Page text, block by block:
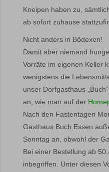
Kneipen haben zu,
ab sofort zuhause
Nicht anders in Bödexen!
Damit aber niemand
Vorräte im eigenen Keller
wenigstens die
unser Dorfgasthaus
an, wie man auf der
Nach den Fastentagen
Gasthaus Buch Essen
Sonntag an, obwohl der
Bei einer Bestellung ab
inbegriffen. Unter diesen